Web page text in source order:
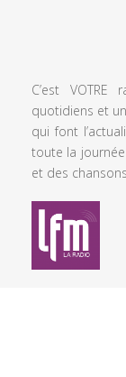
C’est VOTRE
quotidiens et
qui font
toute la
et des